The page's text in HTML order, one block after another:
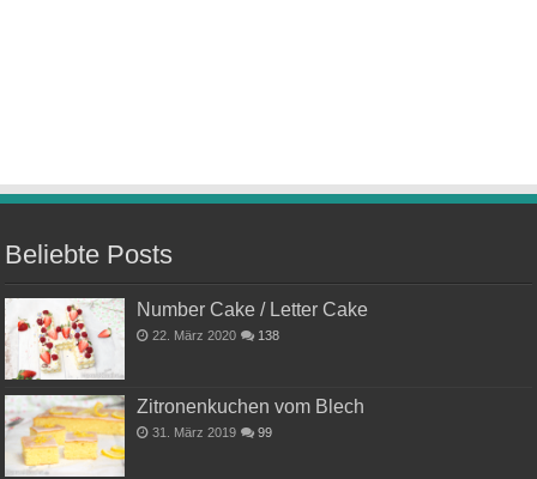
Beliebte Posts
Number Cake / Letter Cake
22. März 2020 138
Zitronenkuchen vom Blech
31. März 2019 99